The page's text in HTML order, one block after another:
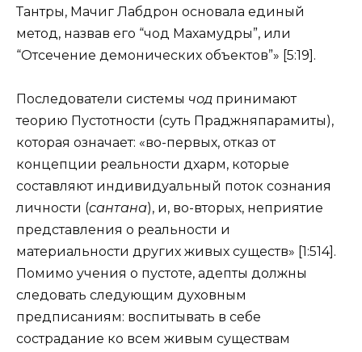
Тантры, Мачиг Лабдрон основала единый
метод, назвав его “чод Махамудры”, или
“Отсечение демонических объектов”» [5:19].
Последователи системы чод принимают
теорию Пустотности (суть Праджняпарамиты),
которая означает: «во-первых, отказ от
концепции реальности дхарм, которые
составляют индивидуальный поток сознания
личности (сантана), и, во-вторых, неприятие
представления о реальности и
материальности других живых существ» [1:514].
Помимо учения о пустоте, адепты должны
следовать следующим духовным
предписаниям: воспитывать в себе
сострадание ко всем живым существам